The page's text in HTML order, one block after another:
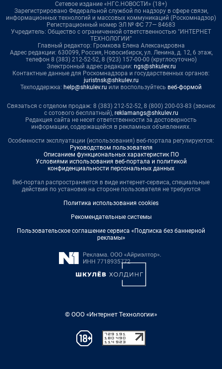
Сетевое издание «НГС.НОВОСТИ» (18+)
Зарегистрировано Федеральной службой по надзору в сфере связи,
информационных технологий и массовых коммуникаций (Роскомнадзор)
Регистрационный номер ЭЛ № ФС 77— 84683
Учредитель: Общество с ограниченной ответственностью "ИНТЕРНЕТ
ТЕХНОЛОГИИ"
Главный редактор: Громкова Елена Александровна
Адрес редакции: 630099, Россия, Новосибирск, ул. Ленина, д. 12, 6 этаж,
телефон 8 (383) 212-52-52, 8 (923) 157-00-00 (круглосуточно)
Электронный адрес редакции: ngs@shkulev.ru
Контактные данные для Роскомнадзора и государственных органов:
juristnsk@shkulev.ru
Техподдержка: help@shkulev.ru или воспользуйтесь веб-формой
Связаться с отделом продаж: 8 (383) 212-52-52, 8 (800) 200-03-83 (звонок
с сотового бесплатный), reklamangs@shkulev.ru
Редакция сайта не несет ответственности за достоверность
информации, содержащейся в рекламных объявлениях.
Особенности эксплуатации (использования) веб-портала регулируются:
Руководством пользователя
Описанием функциональных характеристик ПО
Условиями использования веб-портала и политикой
конфиденциальности персональных данных
Веб-портал распространяется в виде интернет-сервиса, специальные
действия по установке на стороне пользователя не требуются
Политика использования cookies
Рекомендательные системы
Пользовательское соглашение сервиса «Подписка без баннерной
рекламы»
© ООО «Интернет Технологии»